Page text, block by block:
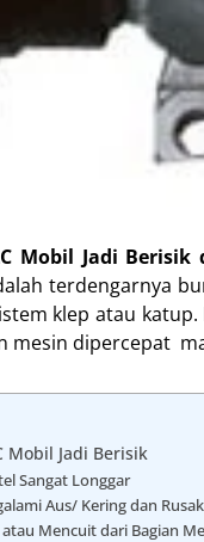
Mobil Jadi Berisik
terdengarnya
klep atau
mesin dipercepat
Mobil Jadi Berisik
Sangat Longgar
Aus/ Kering dan Rusak
Mencuit dari Bagian